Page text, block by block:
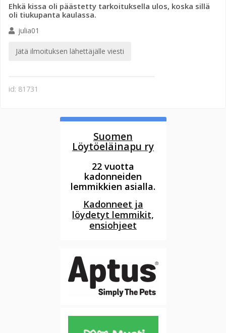
Ehkä kissa oli päästetty tarkoituksella ulos, koska sillä
oli tiukupanta kaulassa.
julia01
Jätä ilmoituksen lähettäjälle viesti
id: 81731
Suomen
Löytöeläinapu ry
22 vuotta
kadonneiden
lemmikkien asialla.
Kadonneet ja
löydetyt lemmikit,
ensiohjeet